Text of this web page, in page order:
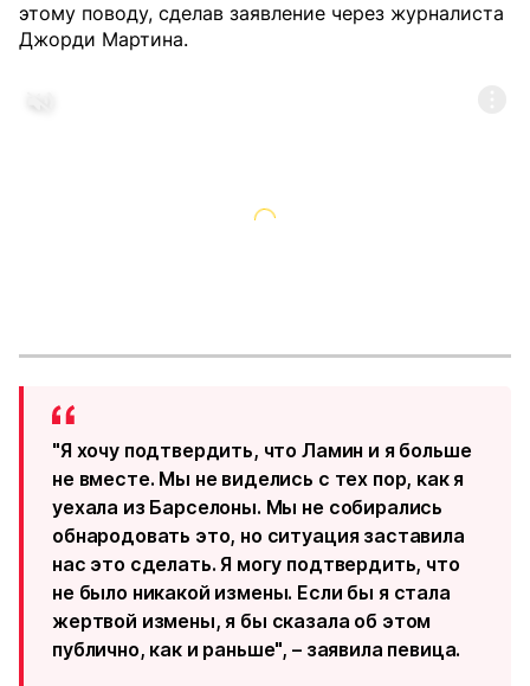
этому поводу, сделав заявление через журналиста
Джорди Мартина.
"Я хочу подтвердить, что Ламин и я больше
не вместе. Мы не виделись с тех пор, как я
уехала из Барселоны. Мы не собирались
обнародовать это, но ситуация заставила
нас это сделать. Я могу подтвердить, что
не было никакой измены. Если бы я стала
жертвой измены, я бы сказала об этом
публично, как и раньше", – заявила певица.